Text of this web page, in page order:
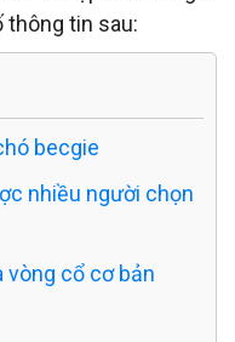
thông tin sau:
becgie
nhiều người chọn
vòng cổ cơ bản